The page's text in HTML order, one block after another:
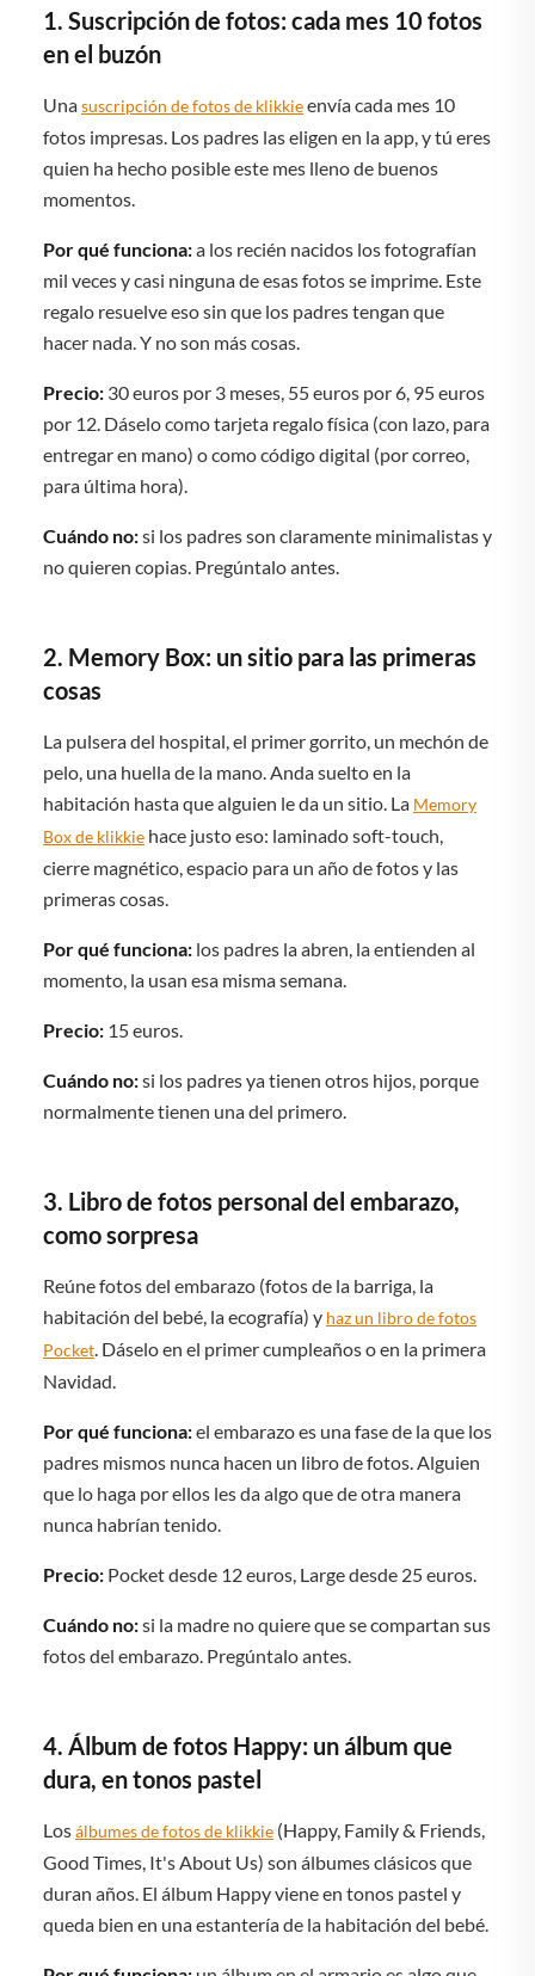
1. Suscripción de fotos: cada mes 10 fotos
en el buzón
Unasuscripción de fotos de klikkieenvía cada mes 10
fotos impresas. Los padres las eligen en la app, y tú eres
quien ha hecho posible este mes lleno de buenos
momentos.
Por qué funciona:a los recién nacidos los fotografían
mil veces y casi ninguna de esas fotos se imprime. Este
regalo resuelve eso sin que los padres tengan que
hacer nada. Y no son más cosas.
Precio: 30 euros por 3 meses, 55 euros por 6, 95 euros
por 12. Dáselo como tarjeta regalo física (con lazo, para
entregar en mano) o como código digital (por correo,
para última hora).
Cuándo no:si los padres son claramente minimalistas y
no quieren copias. Pregúntalo antes.
2. Memory Box: un sitio para las primeras
cosas
La pulsera del hospital, el primer gorrito, un mechón de
pelo, una huella de la mano. Anda suelto en la
habitación hasta que alguien le da un sitio. La Memory
Box de klikkie hace justo eso: laminado soft-touch,
cierre magnético, espacio para un año de fotos y las
primeras cosas.
Por qué funciona: los padres la abren, la entienden al
momento, la usan esa misma semana.
Precio: 15 euros.
Cuándo no:si los padres ya tienen otros hijos, porque
normalmente tienen una del primero.
3. Libro de fotos personal del embarazo,
como sorpresa
Reúne fotos del embarazo (fotos de la barriga, la
habitación del bebé, la ecografía) y haz un libro de fotos
Pocket. Dáselo en el primer cumpleaños o en la primera
Navidad.
Por qué funciona:el embarazo es una fase de la que los
padres mismos nunca hacen un libro de fotos. Alguien
que lo haga por ellos les da algo que de otra manera
nunca habrían tenido.
Precio: Pocket desde 12 euros, Large desde 25 euros.
Cuándo no:si la madre no quiere que se compartan sus
fotos del embarazo. Pregúntalo antes.
4. Álbum de fotos Happy: un álbum que
dura, en tonos pastel
Losálbumes de fotos de klikkie (Happy, Family & Friends,
Good Times, It's About Us) son álbumes clásicos que
duran años. El álbum Happy viene en tonos pastel y
queda bien en una estantería de la habitación del bebé.